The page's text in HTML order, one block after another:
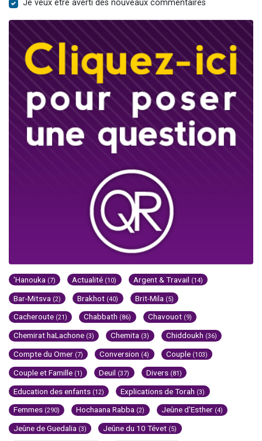
Je veux être averti des nouveaux commentaires
'Hanouka (7) Actualité (10) Argent & Travail (14)
Bar-Mitsva (2) Brakhot (40) Brit-Mila (5)
Cacheroute (21) Chabbath (86) Chavouot (9)
Chemirat haLachone (3) Chemita (3) Chiddoukh (36)
Compte du Omer (7) Conversion (4) Couple (103)
Couple et Famille (1) Deuil (37) Divers (81)
Education des enfants (12) Explications de Torah (3)
Femmes (290) Hochaana Rabba (2) Jeûne d'Esther (4)
Jeûne de Guedalia (3) Jeûne du 10 Tévet (5)